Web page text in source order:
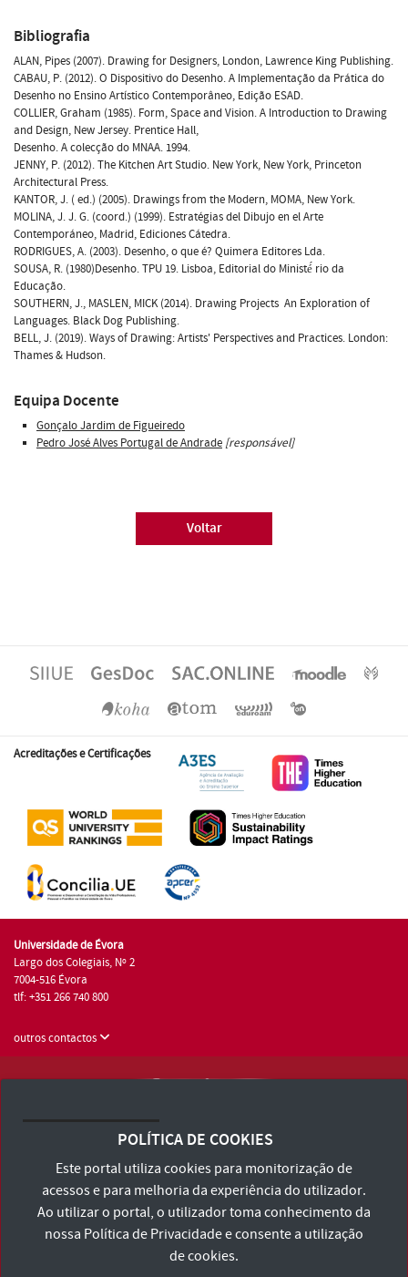
Bibliografia
ALAN, Pipes (2007). Drawing for Designers, London, Lawrence King Publishing.
CABAU, P. (2012). O Dispositivo do Desenho. A Implementação da Prática do
Desenho no Ensino Artístico Contemporâneo, Edição ESAD.
COLLIER, Graham (1985). Form, Space and Vision. A Introduction to Drawing
and Design, New Jersey. Prentice Hall,
Desenho. A colecção do MNAA. 1994.
JENNY, P. (2012). The Kitchen Art Studio. New York, New York, Princeton
Architectural Press.
KANTOR, J. ( ed.) (2005). Drawings from the Modern, MOMA, New York.
MOLINA, J. J. G. (coord.) (1999). Estratégias del Dibujo en el Arte
Contemporáneo, Madrid, Ediciones Cátedra.
RODRIGUES, A. (2003). Desenho, o que é? Quimera Editores Lda.
SOUSA, R. (1980)Desenho. TPU 19. Lisboa, Editorial do Ministé́ rio da
Educação.
SOUTHERN, J., MASLEN, MICK (2014). Drawing Projects  An Exploration of
Languages. Black Dog Publishing.
BELL, J. (2019). Ways of Drawing: Artists' Perspectives and Practices. London:
Thames & Hudson.
Equipa Docente
Gonçalo Jardim de Figueiredo
Pedro José Alves Portugal de Andrade [responsável]
Voltar
Acreditações e Certificações
Universidade de Évora
Largo dos Colegiais, Nº 2
7004-516 Évora
tlf: +351 266 740 800
outros contactos
Consulte os Termos e Condições e Política de Privacidade
Declaração de Acessibilidade
POLÍTICA DE COOKIES
Este portal utiliza cookies para monitorização de
acessos e para melhoria da experiência do utilizador.
Ao utilizar o portal, o utilizador toma conhecimento da
nossa Política de Privacidadee consente a utilização
de cookies.